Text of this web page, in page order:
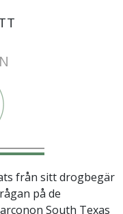
från sitt drogbegär
på de
South Texas